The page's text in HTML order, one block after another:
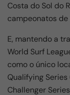
Costa do Sol do
campeonatos
E, mantendo a
World Surf
como o único
Qualifying
Challenger